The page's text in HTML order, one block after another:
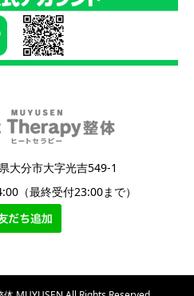
大分市大字光吉549-1
（最終受付23:00まで）